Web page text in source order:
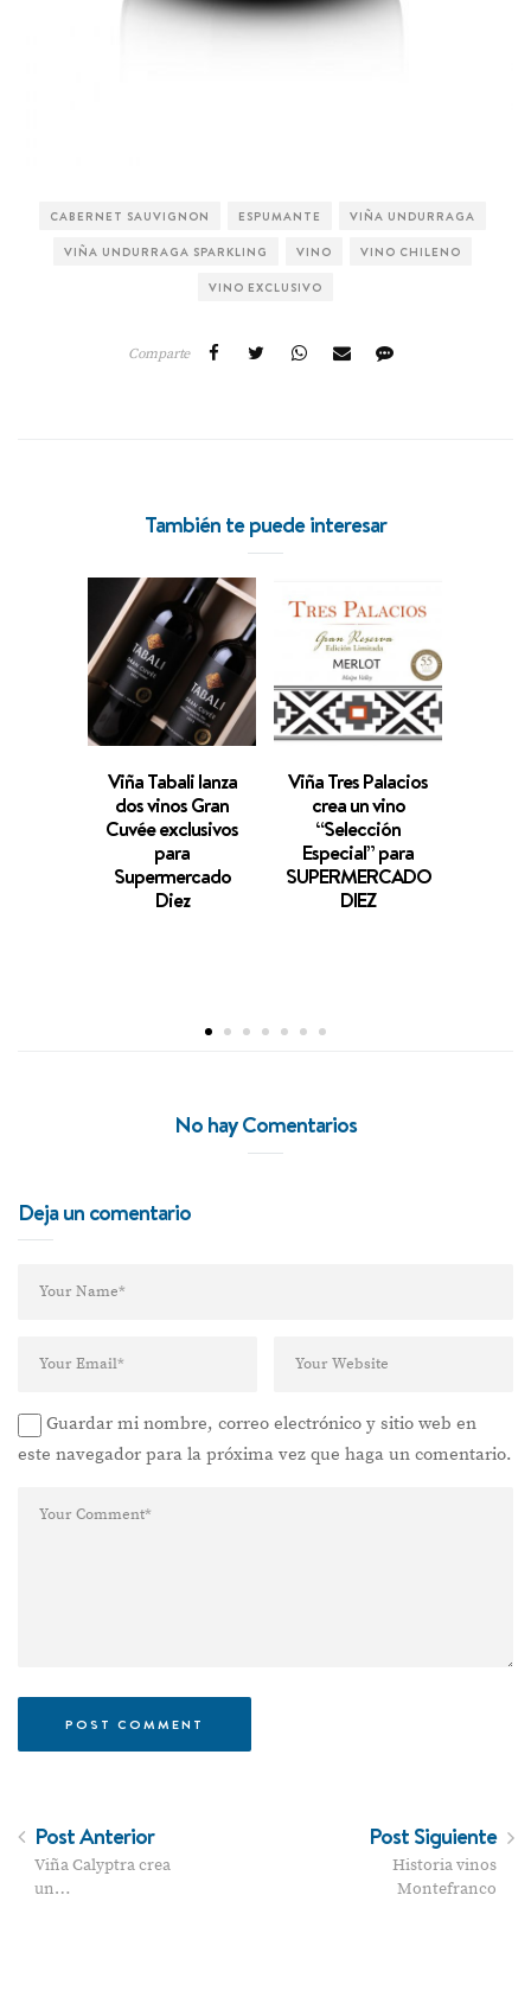
CABERNET SAUVIGNON ESPUMANTE VIÑA UNDURRAGA
VIÑA UNDURRAGA SPARKLING VINO VINO CHILENO
VINO EXCLUSIVO
Comparte
También te puede interesar
Viña Tabali lanza
dos vinos Gran
Cuvée exclusivos
para
Supermercado
Diez
Viña Tres Palacios
crea un vino
“Selección
Especial” para
SUPERMERCADO
DIEZ
No hay Comentarios
Deja un comentario
Guardar mi nombre, correo electrónico y sitio web en
este navegador para la próxima vez que haga un comentario.
Post Anterior
Viña Calyptra crea
un…
Post Siguiente
Historia vinos
Montefranco